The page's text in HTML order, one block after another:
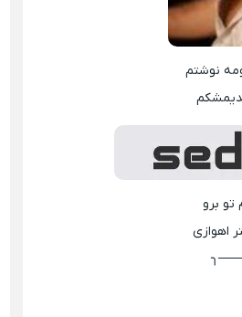
نوشتم
تو برو
اهوازی